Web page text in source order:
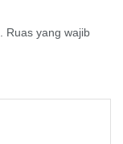
Ruas yang wajib